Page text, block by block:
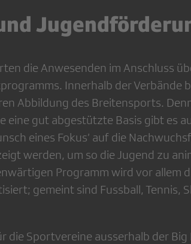
die Anwesenden im Anschluss
Innerhalb der Verbände
Abbildung des Breitensports.
eine gut abgestützte Basis gibt es
eines Fokus’ auf die
werden, um so die Jugend zu
Programm wird vor allem
gemeint sind Fussball, Tennis,
die Sportvereine ausserhalb der Big